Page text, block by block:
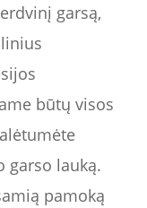
garsą,
būtų visos
garso lauką.
pamoką